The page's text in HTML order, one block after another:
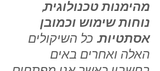
מהימנות טכנולוגית,
נוחות שימוש וכמובן
אסתטיות. כל השיקולים
האלה ואחרים באים